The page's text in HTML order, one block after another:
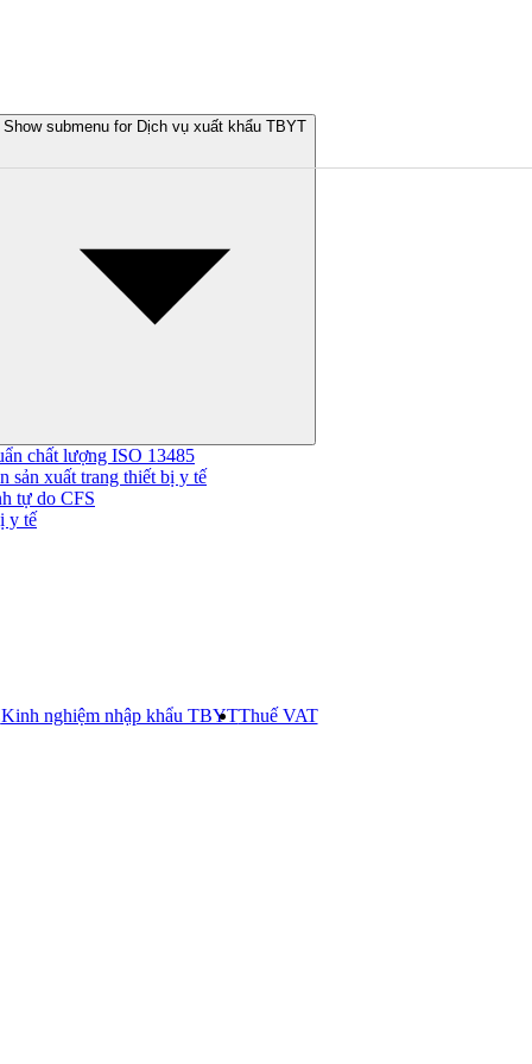
Show submenu for Dịch vụ xuất khẩu TBYT
chất lượng ISO 13485
sản xuất trang thiết bị y tế
tự do CFS
y tế
Kinh nghiệm nhập khẩu TBYTThuế VAT